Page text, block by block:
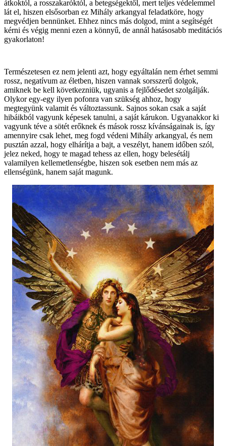
átkoktól, a rosszakaróktól, a betegségektől, mert teljes védelemmel
lát el, hiszen elsősorban ez Mihály arkangyal feladatköre, hogy
megvédjen bennünket. Ehhez nincs más dolgod, mint a segítségét
kérni és végig menni ezen a könnyű, de annál hatásosabb meditációs
gyakorlaton!
Természetesen ez nem jelenti azt, hogy egyáltalán nem érhet semmi
rossz, negatívum az életben, hiszen vannak sorsszerű dolgok,
amiknek be kell következniük, ugyanis a fejlődésedet szolgálják.
Olykor egy-egy ilyen pofonra van szükség ahhoz, hogy
megtegyünk valamit és változtassunk. Sajnos sokan csak a saját
hibáikból vagyunk képesek tanulni, a saját kárukon. Ugyanakkor ki
vagyunk téve a sötét erőknek és mások rossz kívánságainak is, így
amennyire csak lehet, meg fogd védeni Mihály arkangyal, és nem
pusztán azzal, hogy elhárítja a bajt, a veszélyt, hanem időben szól,
jelez neked, hogy te magad tehess az ellen, hogy belesétálj
valamilyen kellemetlenségbe, hiszen sok esetben nem más az
ellenségünk, hanem saját magunk.